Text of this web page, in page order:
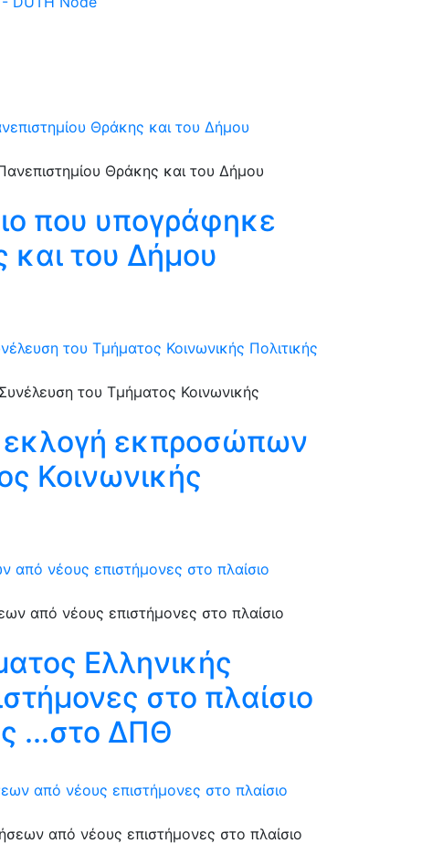
Θράκης και του Δήμου
που υπογράφηκε
και του Δήμου
του Τμήματος Κοινωνικής Πολιτικής
εκλογή εκπροσώπων
Κοινωνικής
από νέους επιστήμονες στο πλαίσιο
Ελληνικής
στο πλαίσιο
...στο ΔΠΘ
από νέους επιστήμονες στο πλαίσιο